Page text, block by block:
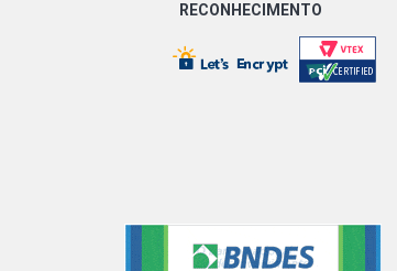
RECONHECIMENTO